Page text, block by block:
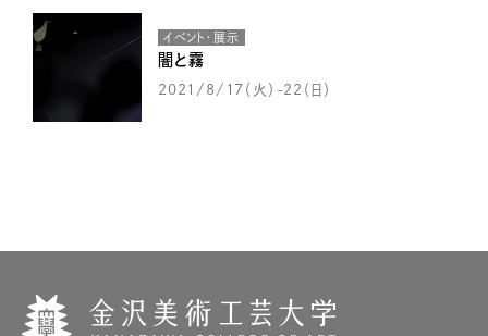
イベント・展示
闇と霧
2021/8/17（火）-22（日）